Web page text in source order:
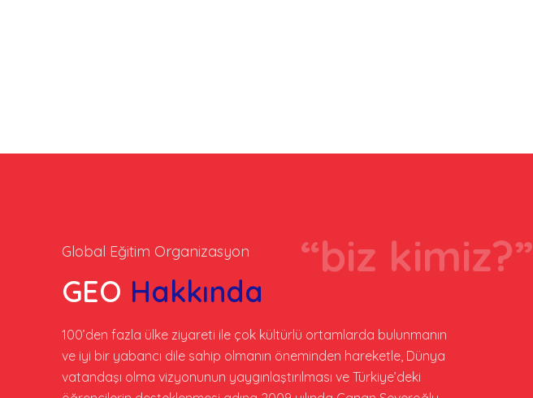
“biz kimiz?”
Global Eğitim Organizasyon
GEO Hakkında
100’den fazla ülke ziyareti ile çok kültürlü ortamlarda bulunmanın
ve iyi bir yabancı dile sahip olmanın öneminden hareketle, Dünya
vatandaşı olma vizyonunun yaygınlaştırılması ve Türkiye’deki